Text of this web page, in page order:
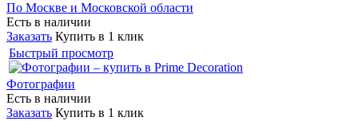
По Москве и Московской области
Есть в наличии
Заказать Купить в 1 клик
Быстрый просмотр
Фотографии
Есть в наличии
Заказать Купить в 1 клик